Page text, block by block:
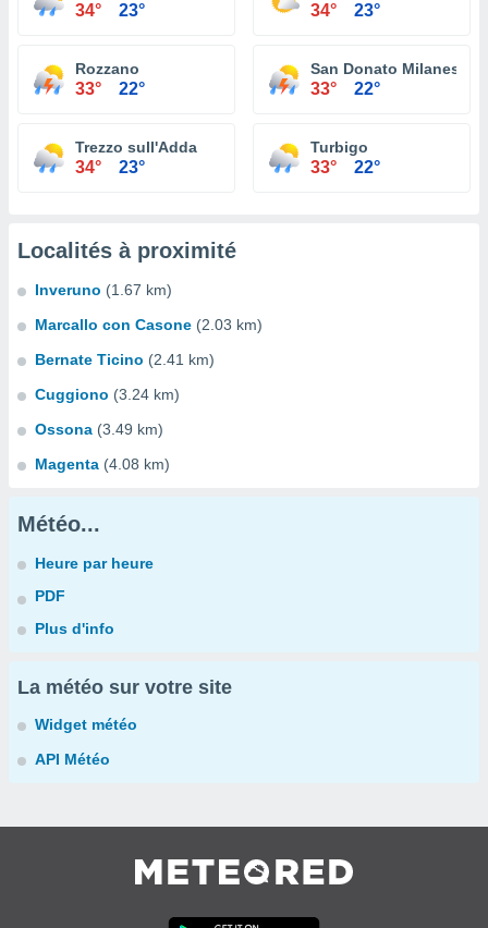
34° 23° 34° 23°
Rozzano
33° 22°
San Donato Milanese
33° 22°
Trezzo sull'Adda
34° 23°
Turbigo
33° 22°
Localités à proximité
Inveruno (1.67 km)
Marcallo con Casone (2.03 km)
Bernate Ticino (2.41 km)
Cuggiono (3.24 km)
Ossona (3.49 km)
Magenta (4.08 km)
Météo...
Heure par heure
PDF
Plus d'info
La météo sur votre site
Widget météo
API Météo